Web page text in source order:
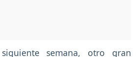
semana, otro gran